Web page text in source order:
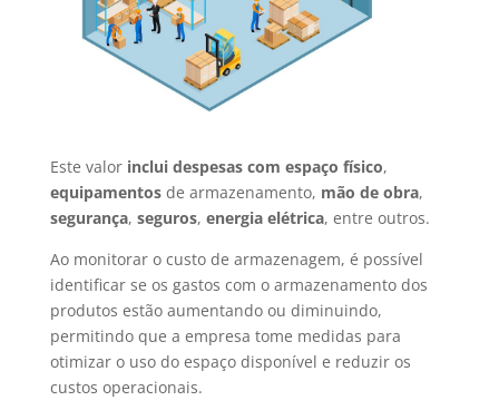
Este valor inclui despesas com espaço físico,
equipamentos de armazenamento, mão de obra,
segurança, seguros, energia elétrica, entre outros.
Ao monitorar o custo de armazenagem, é possível
identificar se os gastos com o armazenamento dos
produtos estão aumentando ou diminuindo,
permitindo que a empresa tome medidas para
otimizar o uso do espaço disponível e reduzir os
custos operacionais.